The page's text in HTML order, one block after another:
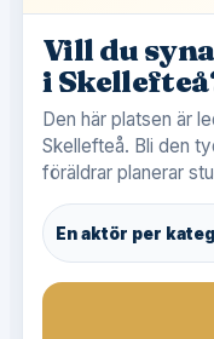
Vill du
i
Den här platsen är
Skellefteå. Bli den
föräldrar planerar
En aktör per